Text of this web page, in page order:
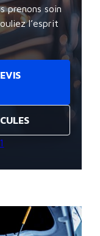
prenons soin
l’esprit